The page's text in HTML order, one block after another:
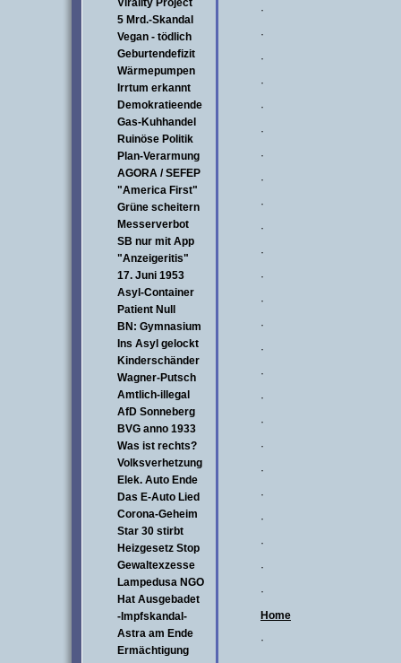
Virality Project
5 Mrd.-Skandal
Vegan - tödlich
Geburtendefizit
Wärmepumpen
Irrtum erkannt
Demokratieende
Gas-Kuhhandel
Ruinöse Politik
Plan-Verarmung
AGORA / SEFEP
"America First"
Grüne scheitern
Messerverbot
SB nur mit App
"Anzeigeritis"
17. Juni 1953
Asyl-Container
Patient Null
BN: Gymnasium
Ins Asyl gelockt
Kinderschänder
Wagner-Putsch
Amtlich-illegal
AfD Sonneberg
BVG anno 1933
Was ist rechts?
Volksverhetzung
Elek. Auto Ende
Das E-Auto Lied
Corona-Geheim
Star 30 stirbt
Heizgesetz Stop
Gewaltexzesse
Lampedusa NGO
Hat Ausgebadet
-Impfskandal-
Astra am Ende
Ermächtigung
·
·
·
·
·
·
·
·
·
·
·
·
·
·
·
·
·
·
·
·
·
·
·
·
·
Home
·